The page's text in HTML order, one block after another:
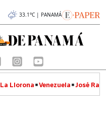
33.1°C | PANAMÁ
La Llorona Venezuela José